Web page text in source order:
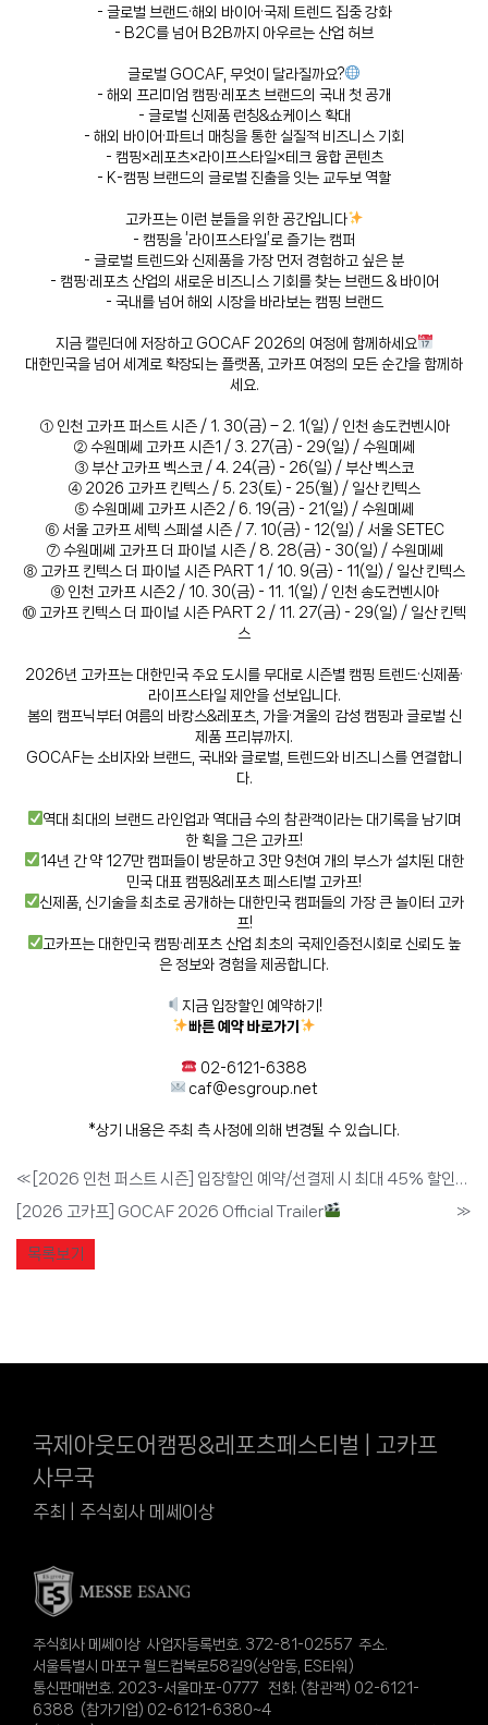
- 글로벌 브랜드·해외 바이어·국제 트렌드 집중 강화
- B2C를 넘어 B2B까지 아우르는 산업 허브
글로벌 GOCAF, 무엇이 달라질까요?
- 해외 프리미엄 캠핑·레포츠 브랜드의 국내 첫 공개
- 글로벌 신제품 런칭&쇼케이스 확대
- 해외 바이어·파트너 매칭을 통한 실질적 비즈니스 기회
- 캠핑×레포츠×라이프스타일×테크 융합 콘텐츠
- K-캠핑 브랜드의 글로벌 진출을 잇는 교두보 역할
고카프는 이런 분들을 위한 공간입니다
- 캠핑을 ‘라이프스타일’로 즐기는 캠퍼
- 글로벌 트렌드와 신제품을 가장 먼저 경험하고 싶은 분
- 캠핑·레포츠 산업의 새로운 비즈니스 기회를 찾는 브랜드 & 바이어
- 국내를 넘어 해외 시장을 바라보는 캠핑 브랜드
지금 캘린더에 저장하고 GOCAF 2026의 여정에 함께하세요
대한민국을 넘어 세계로 확장되는 플랫폼, 고카프 여정의 모든 순간을 함께하
세요.
① 인천 고카프 퍼스트 시즌 / 1. 30(금) – 2. 1(일) / 인천 송도컨벤시아
② 수원메쎄 고카프 시즌1 / 3. 27(금) - 29(일) / 수원메쎄
③ 부산 고카프 벡스코 / 4. 24(금) - 26(일) / 부산 벡스코
④ 2026 고카프 킨텍스 / 5. 23(토) - 25(월) / 일산 킨텍스
⑤ 수원메쎄 고카프 시즌2 / 6. 19(금) - 21(일) / 수원메쎄
⑥ 서울 고카프 세텍 스페셜 시즌 / 7. 10(금) - 12(일) / 서울 SETEC
⑦ 수원메쎄 고카프 더 파이널 시즌 / 8. 28(금) - 30(일) / 수원메쎄
⑧ 고카프 킨텍스 더 파이널 시즌 PART 1 / 10. 9(금) - 11(일) / 일산 킨텍스
⑨ 인천 고카프 시즌2 / 10. 30(금) - 11. 1(일) / 인천 송도컨벤시아
⑩ 고카프 킨텍스 더 파이널 시즌 PART 2 / 11. 27(금) - 29(일) / 일산 킨텍
스
2026년 고카프는 대한민국 주요 도시를 무대로 시즌별 캠핑 트렌드·신제품·
라이프스타일 제안을 선보입니다.
봄의 캠프닉부터 여름의 바캉스&레포츠, 가을·겨울의 감성 캠핑과 글로벌 신
제품 프리뷰까지.
GOCAF는 소비자와 브랜드, 국내와 글로벌, 트렌드와 비즈니스를 연결합니
다.
역대 최대의 브랜드 라인업과 역대급 수의 참관객이라는 대기록을 남기며
한 획을 그은 고카프!
14년 간 약 127만 캠퍼들이 방문하고 3만 9천여 개의 부스가 설치된 대한
민국 대표 캠핑&레포츠 페스티벌 고카프!
신제품, 신기술을 최초로 공개하는 대한민국 캠퍼들의 가장 큰 놀이터 고카
프!
고카프는 대한민국 캠핑·레포츠 산업 최초의 국제인증전시회로 신뢰도 높
은 정보와 경험을 제공합니다.
지금 입장할인 예약하기!
빠른 예약 바로가기
02-6121-6388
caf@esgroup.net
*상기 내용은 주최 측 사정에 의해 변경될 수 있습니다.
«
[2026 인천 퍼스트 시즌] 입장할인 예약/선결제 시 최대 45% 할인(~1/29)
[2026 고카프] GOCAF 2026 Official Trailer
»
목록보기
국제아웃도어캠핑&레포츠페스티벌 | 고카프
사무국
주최 | 주식회사 메쎄이상
주식회사 메쎄이상 사업자등록번호. 372-81-02557 주소.
서울특별시 마포구 월드컵북로58길9(상암동, ES타워)
통신판매번호. 2023-서울마포-0777 전화. (참관객) 02-6121-
6388 (참가기업) 02-6121-6380~4